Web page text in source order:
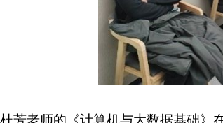
杜芳老师的《计算机与大数据基础》